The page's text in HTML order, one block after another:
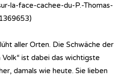
la-face-cachee-du-P.-Thomas-
aller Orten. Die Schwäche der
ist dabei das wichtigste
damals wie heute. Sie lieben